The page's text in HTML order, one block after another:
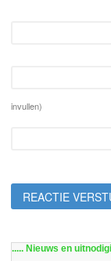
invullen)
..... Nieuws en